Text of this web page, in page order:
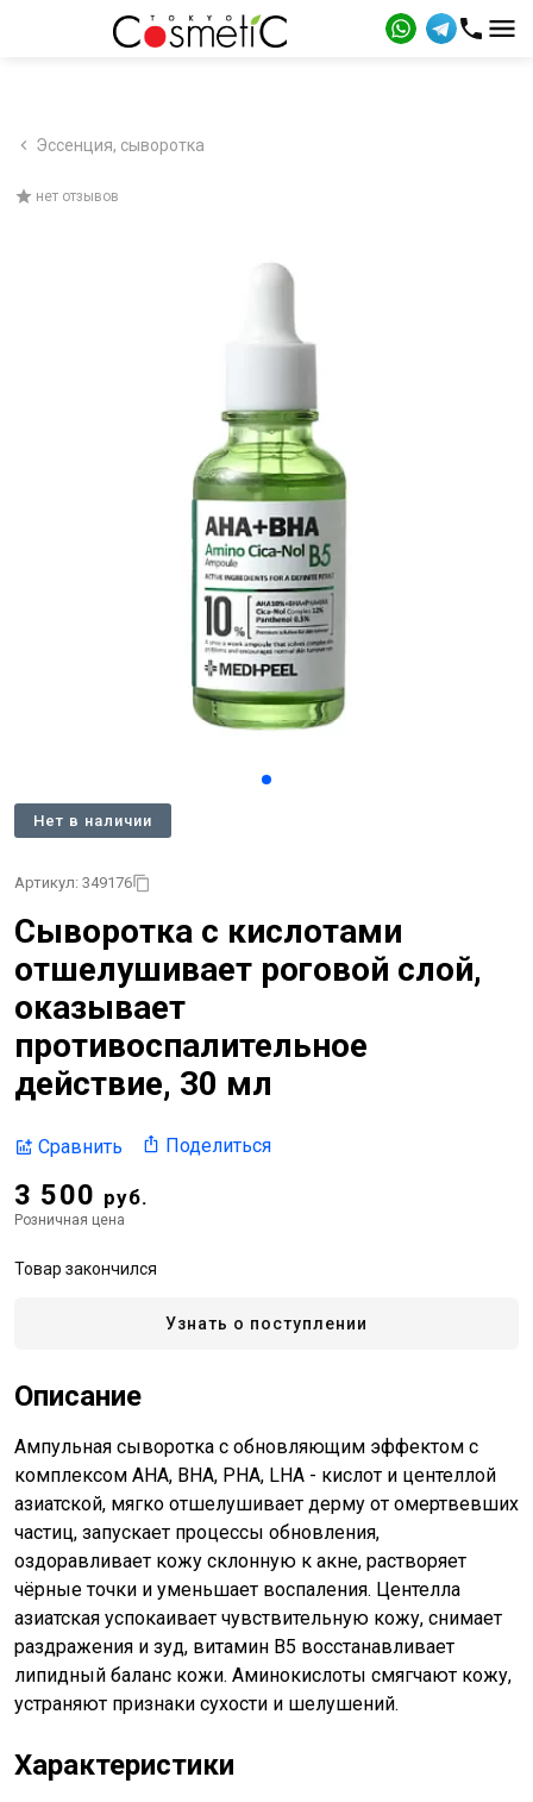
Эссенция, сыворотка
нет отзывов
Нет в наличии
Артикул: 349176
Сыворотка с кислотами
отшелушивает роговой слой,
оказывает
противоспалительное
действие, 30 мл
Сравнить Поделиться
3 500 руб.
Розничная цена
Товар закончился
Узнать о поступлении
Описание
Ампульная сыворотка с обновляющим эффектом с
комплексом AHA, BHA, PHA, LHA - кислот и центеллой
азиатской, мягко отшелушивает дерму от омертвевших
частиц, запускает процессы обновления,
оздоравливает кожу склонную к акне, растворяет
чёрные точки и уменьшает воспаления. Центелла
азиатская успокаивает чувствительную кожу, снимает
раздражения и зуд, витамин В5 восстанавливает
липидный баланс кожи. Аминокислоты смягчают кожу,
устраняют признаки сухости и шелушений.
Характеристики